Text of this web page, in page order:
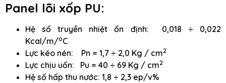
Panel lõi xốp PU:
Hệ số truyền nhiệt ổn định: 0,018 ÷ 0,022
Kcal/m/oC
Lực kéo nén: Pn = 1,7 ÷ 2,0 Kg / cm2
Lực chịu uốn: Pu = 40 ÷ 69 Kg / cm2
Hệ số hấp thu nước: 1,8 ÷ 2,3 ep/v%